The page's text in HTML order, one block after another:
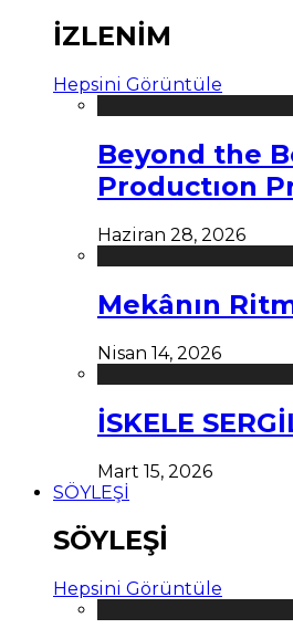
İZLENİM
Hepsini Görüntüle
Beyond the
Productıon
Haziran 28, 2026
Mekânın
Nisan 14, 2026
İSKELE
Mart 15, 2026
SÖYLEŞİ
SÖYLEŞİ
Hepsini Görüntüle